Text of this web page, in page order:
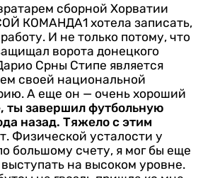
сборной Хорватии
КОМАНДА1 хотела записать,
И не только потому, что
ворота донецкого
Срны Стипе является
своей национальной
А еще он — очень хороший
ты завершил футбольную
назад. Тяжело с этим
Физической усталости у
большому счету, я мог бы еще
на высоком уровне.